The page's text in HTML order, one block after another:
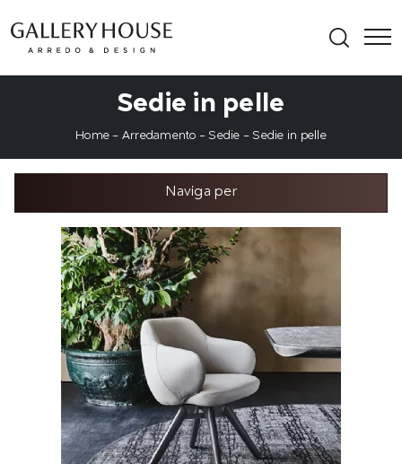
Sedie in pelle
Home - Arredamento -Sedie -Sedie in pelle
Naviga per